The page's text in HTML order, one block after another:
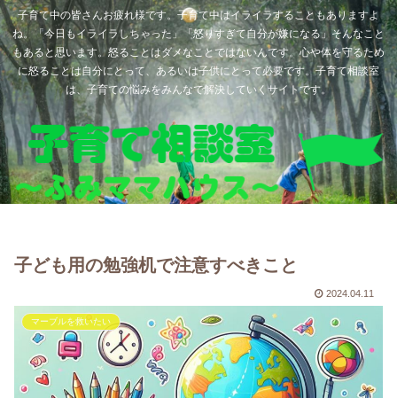
子育て中の皆さんお疲れ様です。子育て中はイライラすることもありますよ
ね。「今日もイライラしちゃった」「怒りすぎて自分が嫌になる」そんなこと
もあると思います。怒ることはダメなことではないんです。心や体を守るため
に怒ることは自分にとって、あるいは子供にとって必要です。子育て相談室
は、子育ての悩みをみんなで解決していくサイトです。
子ども用の勉強机で注意すべきこと
2024.04.11
マーブルを救いたい